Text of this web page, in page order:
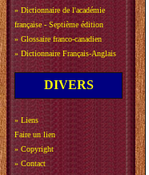
» Dictionnaire de l'académie
française - Septième édition
» Glossaire franco-canadien
» Dictionnaire Français-Anglais
DIVERS
» Liens
Faire un lien
» Copyright
» Contact